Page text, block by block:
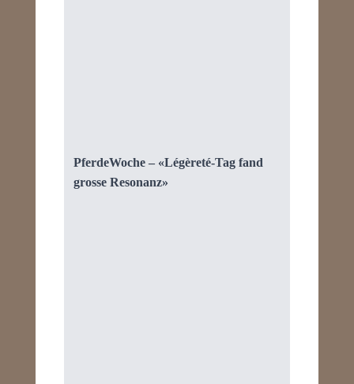
PferdeWoche – «Légèreté-Tag fand
grosse Resonanz»